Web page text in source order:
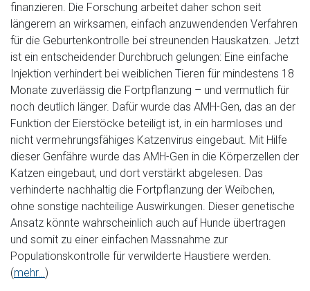
finanzieren. Die Forschung arbeitet daher schon seit
längerem an wirksamen, einfach anzuwendenden Verfahren
für die Geburtenkontrolle bei streunenden Hauskatzen. Jetzt
ist ein entscheidender Durchbruch gelungen: Eine einfache
Injektion verhindert bei weiblichen Tieren für mindestens 18
Monate zuverlässig die Fortpflanzung – und vermutlich für
noch deutlich länger. Dafür wurde das AMH-Gen, das an der
Funktion der Eierstöcke beteiligt ist, in ein harmloses und
nicht vermehrungsfähiges Katzenvirus eingebaut. Mit Hilfe
dieser Genfähre wurde das AMH-Gen in die Körperzellen der
Katzen eingebaut, und dort verstärkt abgelesen. Das
verhinderte nachhaltig die Fortpflanzung der Weibchen,
ohne sonstige nachteilige Auswirkungen. Dieser genetische
Ansatz könnte wahrscheinlich auch auf Hunde übertragen
und somit zu einer einfachen Massnahme zur
Populationskontrolle für verwilderte Haustiere werden.
(mehr…)